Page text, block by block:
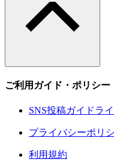
ご利用ガイド・ポリシー
SNS投稿ガイドラ
プライバシーポリ
利用規約